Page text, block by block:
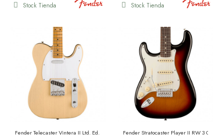
Stock Tienda Stock Tienda
Fender Telecaster Vintera II Ltd. Ed. Road Worn MN BlondeFender Stratocaster Player II RW 3 Color